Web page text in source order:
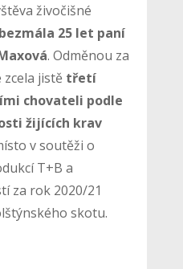
živočišné
bezmála 25 let paní
. Odměnou za
jistě třetí
chovateli podle
žijících krav
v soutěži o
T+B a
za rok 2020/21
skotu.